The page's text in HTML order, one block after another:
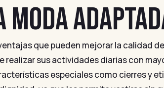
MODA
que pueden mejorar la calidad
realizar sus actividades diarias con
especiales como cierres y